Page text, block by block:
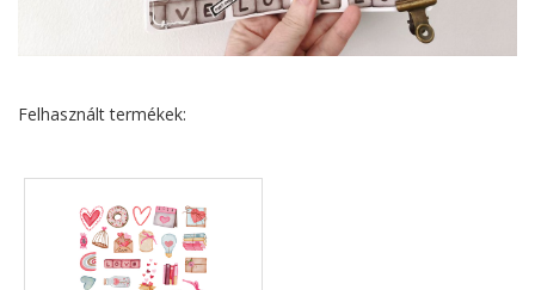
Felhasznált termékek: